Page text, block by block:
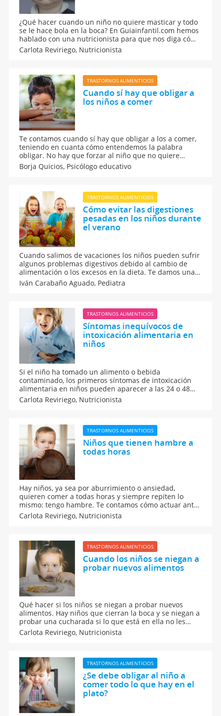
¿Qué hacer cuando un niño no quiere masticar y todo
se le hace bola en la boca? En Guiainfantil.com hemos
hablado con una nutricionista para que nos diga cómo
podemos prevenir esta situación y, en los casos más
complicados, como afrontarla y solucionarla.
Carlota Reviriego, Nutricionista
TRASTORNOS ALIMENTICIOS
Cuando sí hay que obligar a
los niños a comer
Te contamos cuando sí hay que obligar a los a comer,
teniendo en cuanta cómo entendemos la palabra
obligar. No hay que forzar al niño que no quiere
comer excepto en alguna situación excepcional. Te
contamos cuándo debes obligar a tu hijo a comer para
Borja Quicios, Psicólogo educativo
TRASTORNOS ALIMENTICIOS
Cómo evitar las digestiones
pesadas en los niños durante
el verano
Cuando salimos de vacaciones los niños pueden sufrir
algunos problemas digestivos debido al cambio de
alimentación o los excesos en la dieta. Te damos una
serie de pautas para evitar las digestiones pesadas en
los niños durante el verano y acabar así con diarrea,
Iván Carabaño Aguado, Pediatra
TRASTORNOS ALIMENTICIOS
Síntomas inequívocos de
intoxicación alimentaria en
niños
Si el niño ha tomado un alimento o bebida
contaminado, los primeros síntomas de intoxicación
alimentaria en niños pueden aparecer a las 24 o 48
horas. Los síntomas que indican que el niño se ha
contaminado con algún alimento pasa por vómitos,
Carlota Reviriego, Nutricionista
TRASTORNOS ALIMENTICIOS
Niños que tienen hambre a
todas horas
Hay niños, ya sea por aburrimiento o ansiedad,
quieren comer a todas horas y siempre repiten lo
mismo: tengo hambre. Te contamos cómo actuar ante
niños que tienen hambre a todas horas y cómo
gestionar ese exceso de apetito. Trucos para organizar
constantemente. Cómo lograr una dieta saludable en
nuestros hijos.
Carlota Reviriego, Nutricionista
TRASTORNOS ALIMENTICIOS
Cuando los niños se niegan a
probar nuevos alimentos
Qué hacer si los niños se niegan a probar nuevos
alimentos. Hay niños que cierran la boca y se niegan a
probar una cucharada si lo que está en ella no les
parece atractivo. Te ayudamos a conseguir que el niño
pierda el miedo a probar nuevos platos y así pueda
nuevos. Dieta infantil sana y nutritiva.
Carlota Reviriego, Nutricionista
TRASTORNOS ALIMENTICIOS
¿Se debe obligar al niño a
comer todo lo que hay en el
plato?